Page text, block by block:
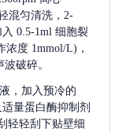
混匀清洗，2-
0.5-1ml 细胞裂
度 1mmol/L)，
破碎。
，加入预冷的
量蛋白酶抑制剂
轻轻刮下贴壁细